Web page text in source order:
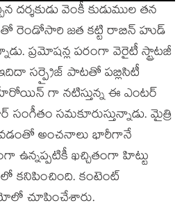
దర్శకుడు వెంకీ కుడుముల తన
జత కట్టి రాబిన్ హుడ్
ప్రమోషన్ల పరంగా వెరైటీ స్ట్రాటజీ
ఇదిదా సర్ప్రైజ్ పాటతో పబ్లిసిటీ
గా నటిస్తున్న ఈ ఎంటర్
సమకూరుస్తున్నాడు. మైత్రి
అంచనాలు భారీగానే
ఉన్నప్పటికీ ఖచ్చితంగా హిట్టు
కనిపించింది. కంటెంట్
చూపించేశారు.